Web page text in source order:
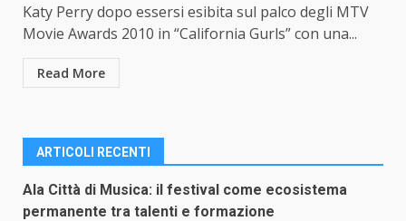
Katy Perry dopo essersi esibita sul palco degli MTV
Movie Awards 2010 in “California Gurls” con una...
Read More
ARTICOLI RECENTI
Ala Città di Musica: il festival come ecosistema
permanente tra talenti e formazione